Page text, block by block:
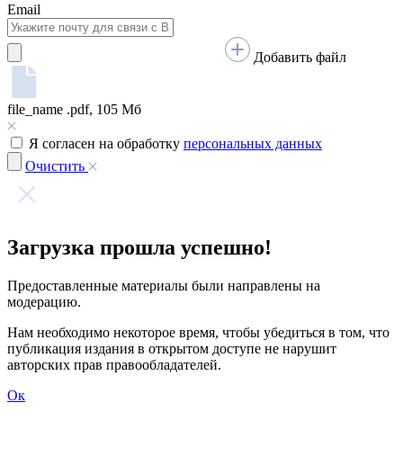
Email
Добавить файл
file_name .pdf, 105 Мб
Я согласен на обработку персональных данных
Очистить
Загрузка прошла успешно!
Предоставленные материалы были направлены на
модерацию.
Нам необходимо некоторое время, чтобы убедиться в том, что
публикация издания в открытом доступе не нарушит
авторских прав правообладателей.
Ок